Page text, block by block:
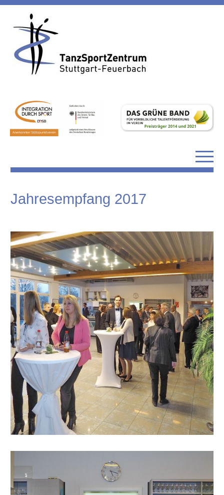
Jahresempfang 2017